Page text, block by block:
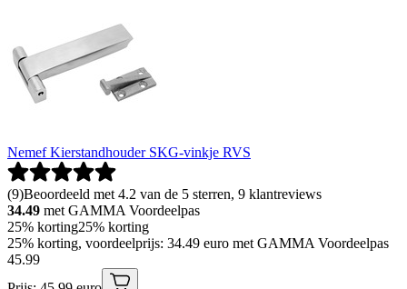
Nemef Kierstandhouder SKG-vinkje RVS
(9)Beoordeeld met 4.2 van de 5 sterren, 9 klantreviews
34.49 met GAMMA Voordeelpas
25% korting25% korting
25% korting, voordeelprijs: 34.49 euro met GAMMA Voordeelpas
45.99